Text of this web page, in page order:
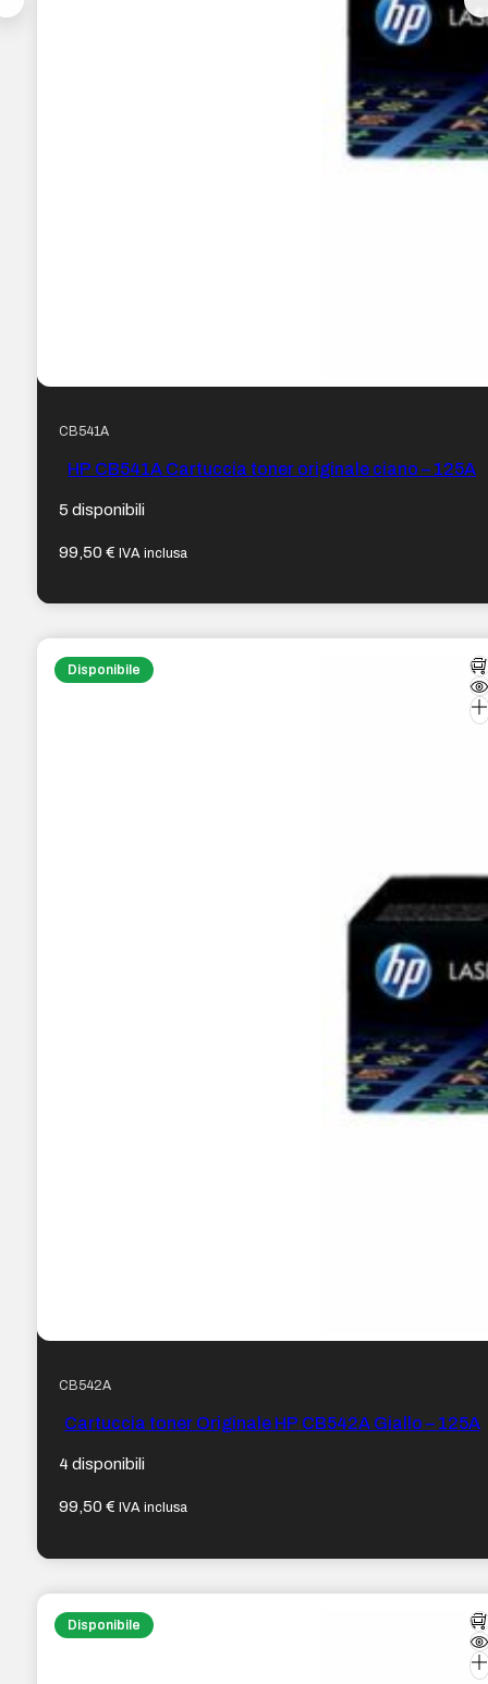
CB541A
HP CB541A Cartuccia toner originale ciano – 125A
5 disponibili
99,50€ IVA inclusa
Disponibile
CB542A
Cartuccia toner Originale HP CB542A Giallo – 125A
4 disponibili
99,50€ IVA inclusa
Disponibile